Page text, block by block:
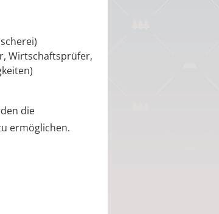
Wirtschaftsprüfer,
die
ermöglichen.